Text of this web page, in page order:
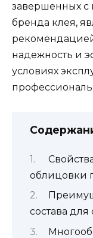
завершенных
бренда клея,
надежность и
условиях
облицовки
состава